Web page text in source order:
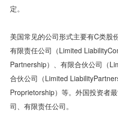
定。
美国常见的公司形式主要有C类股
有限责任公司（Limited
Partnership）、有限合伙公司（
合伙公司（Limited
Proprietorship）等。外国投资者
司、有限责任公司。